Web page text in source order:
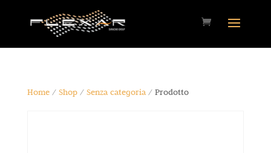
Home/ Shop/ Senza categoria/ Prodotto